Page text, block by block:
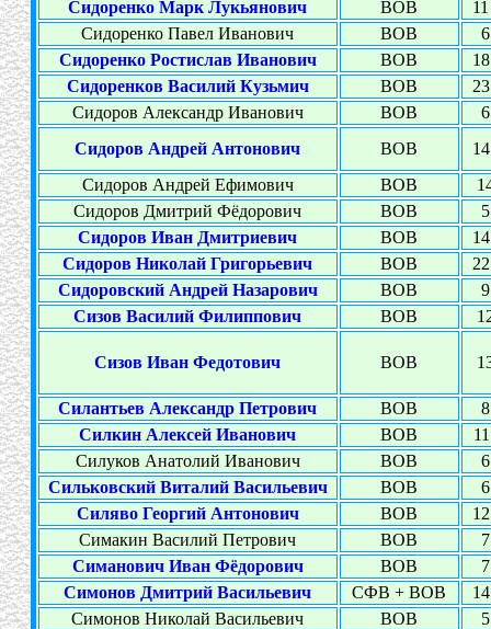
Сидоренко Марк Лукьянович ВОВ
Сидоренко Павел Иванович
ВОВ
Сидоренко Ростислав Иванович
ВОВ
Сидоренков Василий Кузьмич
ВОВ
Сидоров Александр Иванович
ВОВ
Сидоров Андрей Антонович
ВОВ
Сидоров Андрей Ефимович
ВОВ
Сидоров Дмитрий Фёдорович
ВОВ
Сидоров Иван Дмитриевич
ВОВ
Сидоров Николай Григорьевич
ВОВ
Сидоровский Андрей Назарович
ВОВ
Сизов Василий Филиппович
ВОВ
Сизов Иван Федотович ВОВ
Силантьев Александр Петрович ВОВ
Силкин Алексей Иванович
ВОВ
Силуков Анатолий Иванович
ВОВ
Сильковский Виталий Васильевич
ВОВ
Силяво Георгий Антонович
ВОВ
Симакин Василий Петрович
ВОВ
Симанович Иван Фёдорович
ВОВ
Симонов Дмитрий Васильевич
СФВ + ВОВ
Симонов Николай Васильевич
ВОВ